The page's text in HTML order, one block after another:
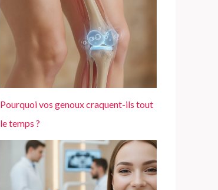
Pourquoi vos genoux craquent-ils tout
le temps ?